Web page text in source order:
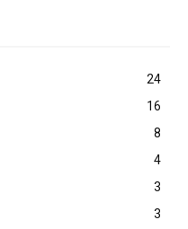
24
16
8
4
3
3